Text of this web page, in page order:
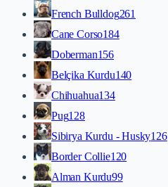
French Bulldog261
Cane Corso184
Doberman156
Belçika Kurdu140
Chihuahua134
Pug128
Sibirya Kurdu - Husky126
Border Collie120
Alman Kurdu99